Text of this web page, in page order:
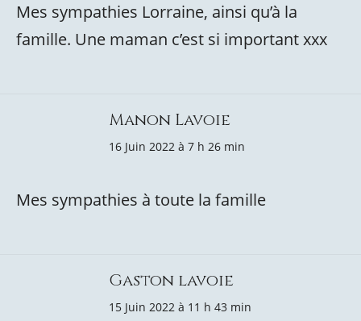
Mes sympathies Lorraine, ainsi qu’à la
famille. Une maman c’est si important xxx
Manon Lavoie
16 Juin 2022 à 7 h 26 min
Mes sympathies à toute la famille
Gaston lavoie
15 Juin 2022 à 11 h 43 min